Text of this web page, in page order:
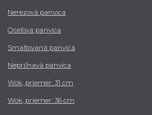
Nerezová panvica
Oceľová panvica
Smaltovaná panvica
Nepriľnavá panvica
Wok, priemer: 31 cm
Wok, priemer: 36 cm